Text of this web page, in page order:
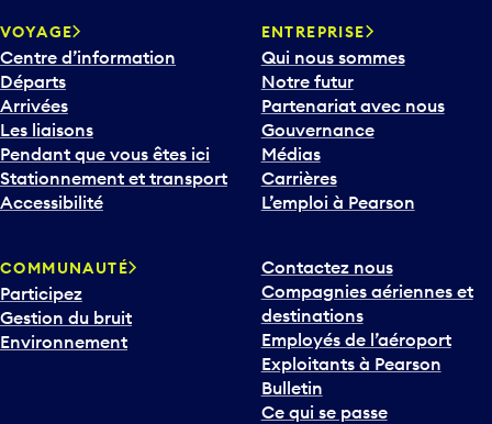
VOYAGE
Centre d’information
Départs
Arrivées
Les liaisons
Pendant que vous êtes ici
Stationnement et transport
Accessibilité
ENTREPRISE
Qui nous sommes
Notre futur
Partenariat avec nous
Gouvernance
Médias
Carrières
L’emploi à Pearson
COMMUNAUTÉ
Participez
Gestion du bruit
Environnement
Contactez nous
Compagnies aériennes et
destinations
Employés de l’aéroport
Exploitants à Pearson
Bulletin
Ce qui se passe